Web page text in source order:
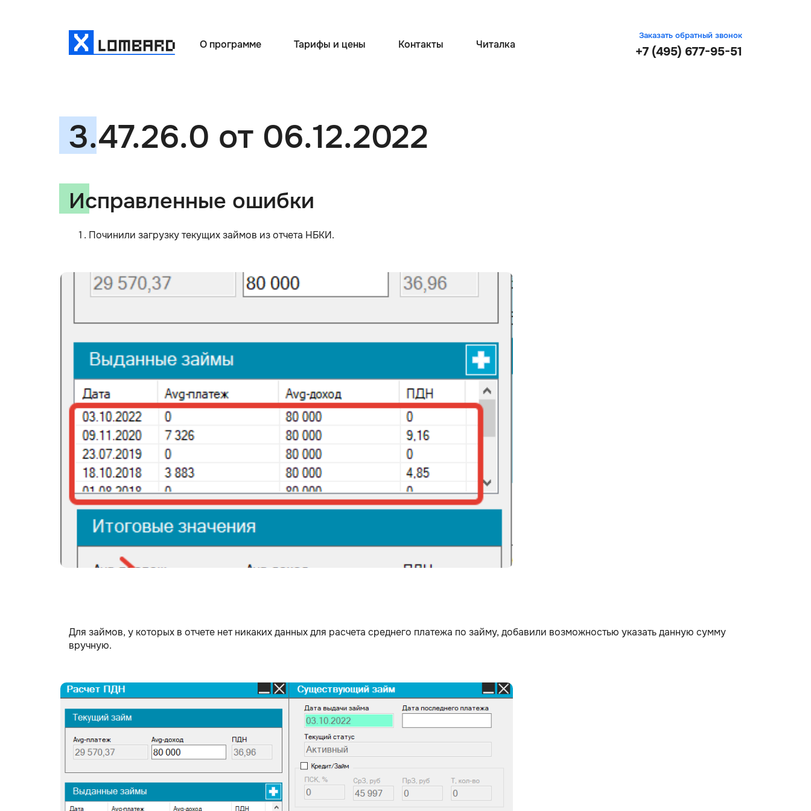
О программе Тарифы и цены Контакты Читалка
Заказать обратный звонок
+7 (495) 677-95-51
3.47.26.0 от 06.12.2022
Исправленные ошибки
Починили загрузку текущих займов из отчета НБКИ.
Для займов, у которых в отчете нет никаких данных для расчета среднего платежа по займу, добавили возможностью указать данную сумму
вручную.